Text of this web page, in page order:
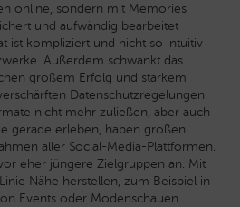
online, sondern mit Memories
und aufwändig bearbeitet
ist kompliziert und nicht so intuitiv
Außerdem schwankt das
großem Erfolg und starkem
Datenschutzregelungen
nicht mehr zuließen, aber auch
gerade erleben, haben großen
aller Social-Media-Plattformen.
eher jüngere Zielgruppen an. Mit
Nähe herstellen, zum Beispiel in
Events oder Modenschauen.